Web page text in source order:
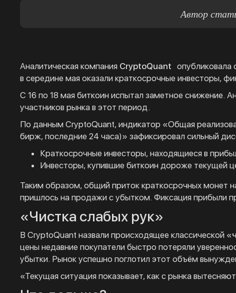
Автор
Аналитическая компания CryptoQuant опубликовала
в середине мая оказали краткосрочные инвесторы,
С 16 по 18 мая биткоин испытал заметное снижение.
участников рынка в этот период.
По данным CryptoQuant, индикатор «Общая
бирж, последние 24 часа)» зафиксировал сильный
Краткосрочные инвесторы, находящиеся в
Инвесторы, купившие биткоин дороже текущей
Таким образом, общий приток краткосрочных монет
пришлось на продажи с убытком. Фиксация прибыли
«Чистка слабых рук»
В CryptoQuant назвали происходящее классической «
цены недавние покупатели быстро потеряли
убытки. Рынок успешно поглотил этот объём
«Текущая ситуация показывает, как с рынка